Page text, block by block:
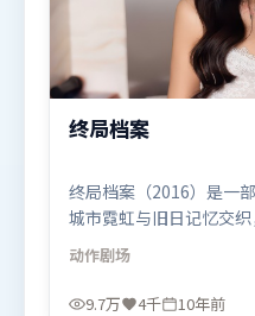
终局档案
终局档案（2016）是一
城市霓虹与旧日记忆交
断付出代价。视听风格统
面情绪贴合。由让-皮埃
长泽雅美，章子怡、木村
动作剧场
9.7万 4千 10年前